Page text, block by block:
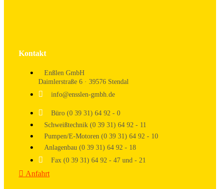
Kontakt
Enßlen GmbH
Daimlerstraße 6 · 39576 Stendal
info@ensslen-gmbh.de
Büro (0 39 31) 64 92 - 0
Schweißtechnik (0 39 31) 64 92 - 11
Pumpen/E-Motoren (0 39 31) 64 92 - 10
Anlagenbau (0 39 31) 64 92 - 18
Fax (0 39 31) 64 92 - 47 und - 21
Anfahrt